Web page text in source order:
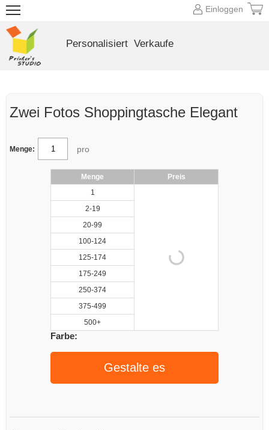
Zwei Fotos Shoppingtasche Elegant
Menge: pro
Menge
Preis
1
2-19
20-99
100-124
125-174
175-249
250-374
375-499
500+
Farbe:
Gestalte es
Einloggen
Personalisiert Verkaufe